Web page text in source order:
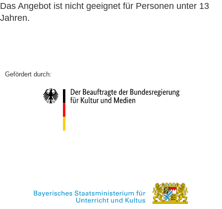
Das Angebot ist nicht geeignet für Personen unter 13
Jahren.